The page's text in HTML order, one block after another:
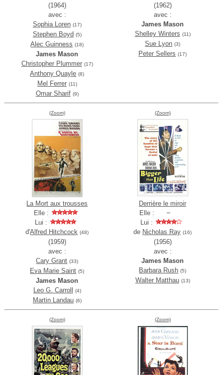
(1964)
avec :
Sophia Loren (17)
Stephen Boyd (5)
Alec Guinness (18)
James Mason
Christopher Plummer (17)
Anthony Quayle (8)
Mel Ferrer (11)
Omar Sharif (9)
(1962)
avec :
James Mason
Shelley Winters (11)
Sue Lyon (3)
Peter Sellers (17)
(Zoom)
La Mort aux trousses
Elle :
Lui :
d'Alfred Hitchcock (48)
(1959)
avec :
Cary Grant (33)
Eva Marie Saint (5)
James Mason
Leo G. Carroll
(4)
Martin Landau (6)
(Zoom)
Derrière le miroir
Elle :
Lui :
de Nicholas Ray (16)
(1956)
avec :
James Mason
Barbara Rush (5)
Walter Matthau (13)
(Zoom) (Zoom)